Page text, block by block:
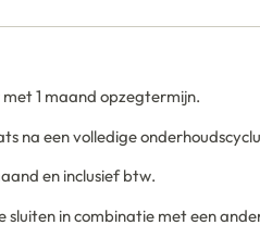
1 maand opzegtermijn.
na een volledige
en inclusief btw.
sluiten in combinatie met een